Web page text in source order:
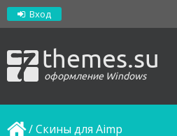
Вход
themes.su
оформление Windows
/Скины для Aimp